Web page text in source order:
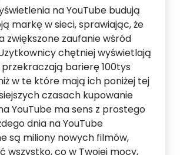
na YouTube budują
markę w sieci, sprawiając, że
zwiększone zaufanie wśród
chętniej wyświetlają
barierę 100tys
w te które mają ich poniżej tej
czasach kupowanie
YouTube ma sens z prostego
dnia na YouTube
są miliony nowych filmów,
wszystko, co w Twojej mocy,